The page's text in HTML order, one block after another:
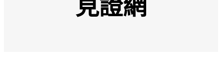
見證網